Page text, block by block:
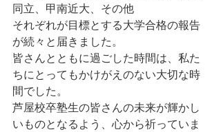
同立、甲南近大、その他
それぞれが目標とする大学合格の報告
が続々と届きました。
皆さんとともに過ごした時間は、私た
ちにとってもかけがえのない大切な時
間でした。
芦屋校卒塾生の皆さんの未来が輝かし
いものとなるよう、心から祈っていま